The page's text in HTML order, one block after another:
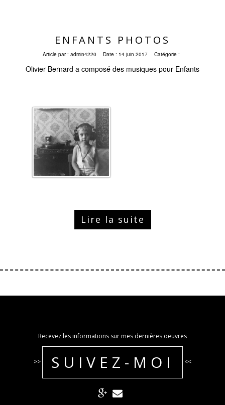
ENFANTS PHOTOS
Article par : admin4220 Date : 14 juin 2017 Catégorie :
Olivier Bernard a composé des musiques pour Enfants
Lire la suite
Recevez les informations sur mes dernières oeuvres
>> SUIVEZ-MOI <<